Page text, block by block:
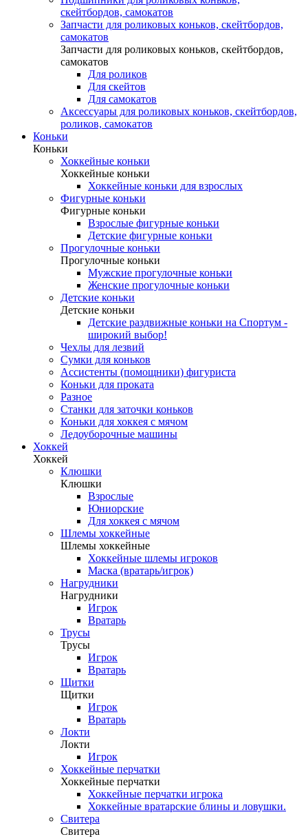
скейтбордов, самокатов
Запчасти для роликовых коньков, скейтбордов,
самокатов
Запчасти для роликовых коньков, скейтбордов,
самокатов
Для роликов
Для скейтов
Для самокатов
Аксессуары для роликовых коньков, скейтбордов,
роликов, самокатов
Коньки
Коньки
Хоккейные коньки
Хоккейные коньки
Хоккейные коньки для взрослых
Фигурные коньки
Фигурные коньки
Взрослые фигурные коньки
Детские фигурные коньки
Прогулочные коньки
Прогулочные коньки
Мужские прогулочные коньки
Женские прогулочные коньки
Детские коньки
Детские коньки
Детские раздвижные коньки на Спортум -
широкий выбор!
Чехлы для лезвий
Сумки для коньков
Ассистенты (помощники) фигуриста
Коньки для проката
Разное
Станки для заточки коньков
Коньки для хоккея с мячом
Ледоуборочные машины
Хоккей
Хоккей
Клюшки
Клюшки
Взрослые
Юниорские
Для хоккея с мячом
Шлемы хоккейные
Шлемы хоккейные
Хоккейные шлемы игроков
Маска (вратарь/игрок)
Нагрудники
Нагрудники
Игрок
Вратарь
Трусы
Трусы
Игрок
Вратарь
Щитки
Щитки
Игрок
Вратарь
Локти
Локти
Игрок
Хоккейные перчатки
Хоккейные перчатки
Хоккейные перчатки игрока
Хоккейные вратарские блины и ловушки.
Свитера
Свитера